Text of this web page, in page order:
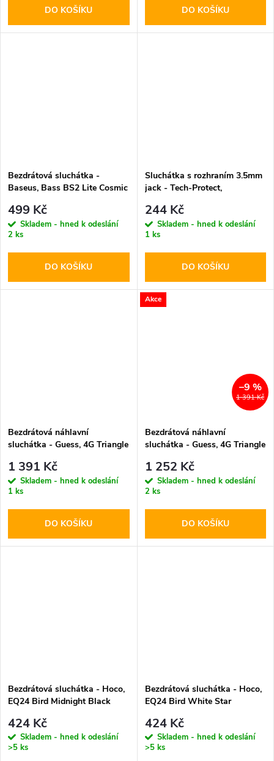
DO KOŠÍKU DO KOŠÍKU
Bezdrátová sluchátka -
Baseus, Bass BS2 Lite Cosmic
499 Kč
Skladem - hned k odeslání
2 ks
DO KOŠÍKU
Sluchátka s rozhraním 3.5mm
jack - Tech-Protect,
White
244 Kč
Skladem - hned k odeslání
1 ks
DO KOŠÍKU
Bezdrátová náhlavní
sluchátka - Guess, 4G Triangle
1 391 Kč
Skladem - hned k odeslání
1 ks
DO KOŠÍKU
Akce
1 391 Kč
–9 %
Bezdrátová náhlavní
sluchátka - Guess, 4G Triangle
1 252 Kč
Skladem - hned k odeslání
2 ks
DO KOŠÍKU
Bezdrátová sluchátka - Hoco,
EQ24 Bird Midnight Black
424 Kč
Skladem - hned k odeslání
>5 ks
Bezdrátová sluchátka - Hoco,
EQ24 Bird White Star
424 Kč
Skladem - hned k odeslání
>5 ks